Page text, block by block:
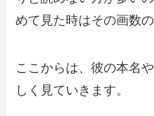
めて見た時はその画数
ここからは、彼の本名
しく見ていきます。